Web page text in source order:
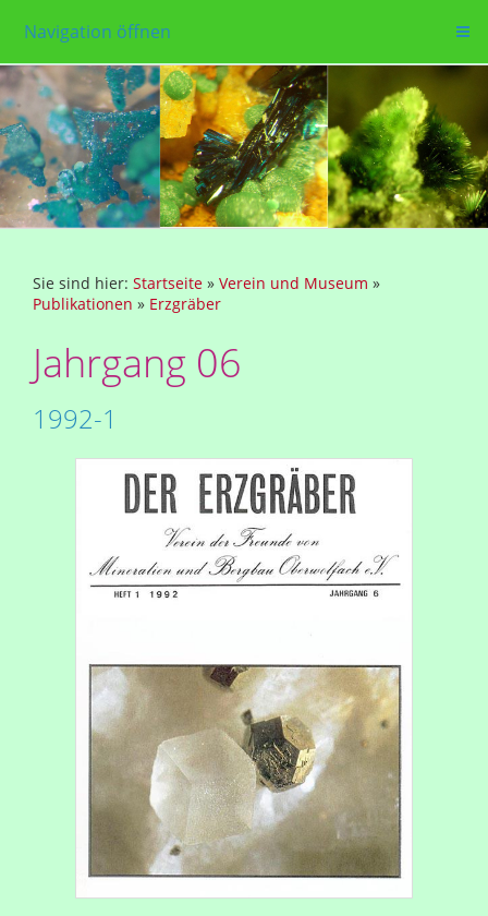
Navigation öffnen
Sie sind hier: Startseite » Verein und Museum »
Publikationen » Erzgräber
Jahrgang 06
1992-1